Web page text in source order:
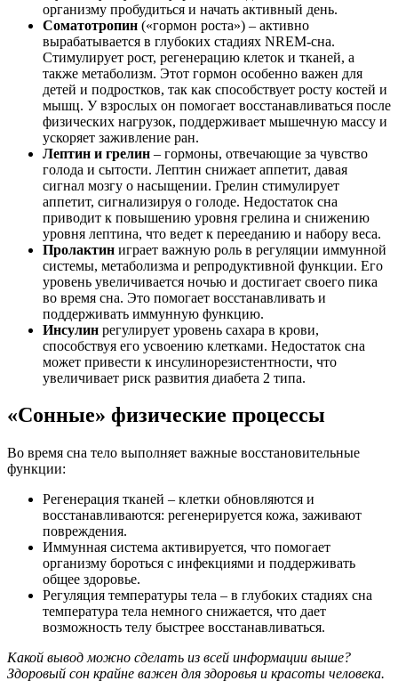
организму пробудиться и начать активный день.
Соматотропин («гормон роста») – активно
вырабатывается в глубоких стадиях NREM-сна.
Стимулирует рост, регенерацию клеток и тканей, а
также метаболизм. Этот гормон особенно важен для
детей и подростков, так как способствует росту костей и
мышц. У взрослых он помогает восстанавливаться после
физических нагрузок, поддерживает мышечную массу и
ускоряет заживление ран.
Лептин и грелин – гормоны, отвечающие за чувство
голода и сытости. Лептин снижает аппетит, давая
сигнал мозгу о насыщении. Грелин стимулирует
аппетит, сигнализируя о голоде. Недостаток сна
приводит к повышению уровня грелина и снижению
уровня лептина, что ведет к перееданию и набору веса.
Пролактин играет важную роль в регуляции иммунной
системы, метаболизма и репродуктивной функции. Его
уровень увеличивается ночью и достигает своего пика
во время сна. Это помогает восстанавливать и
поддерживать иммунную функцию.
Инсулин регулирует уровень сахара в крови,
способствуя его усвоению клетками. Недостаток сна
может привести к инсулинорезистентности, что
увеличивает риск развития диабета 2 типа.
«Сонные» физические процессы
Во время сна тело выполняет важные восстановительные
функции:
Регенерация тканей – клетки обновляются и
восстанавливаются: регенерируется кожа, заживают
повреждения.
Иммунная система активируется, что помогает
организму бороться с инфекциями и поддерживать
общее здоровье.
Регуляция температуры тела – в глубоких стадиях сна
температура тела немного снижается, что дает
возможность телу быстрее восстанавливаться.
Какой вывод можно сделать из всей информации выше?
Здоровый сон крайне важен для здоровья и красоты человека.